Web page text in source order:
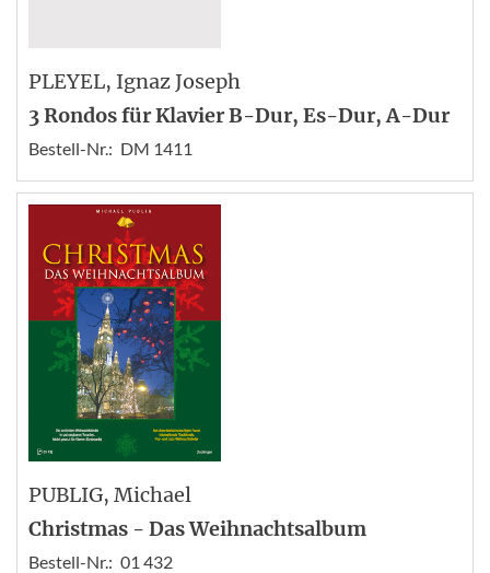
PLEYEL, Ignaz Joseph
3 Rondos für Klavier B-Dur, Es-Dur, A-Dur
Bestell-Nr.: DM 1411
PUBLIG, Michael
Christmas - Das Weihnachtsalbum
Bestell-Nr.: 01 432